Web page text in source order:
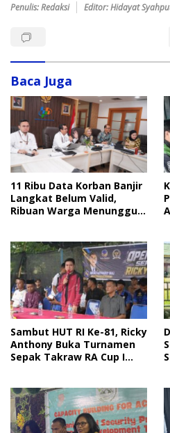
Penulis: Redaksi Editor: Hidayat
Baca Juga
11 Ribu Data Korban Banjir
Langkat Belum Valid,
Ribuan Warga Menunggu
Sambut HUT RI Ke-81, Ricky
Anthony Buka Turnamen
Sepak Takraw RA Cup I